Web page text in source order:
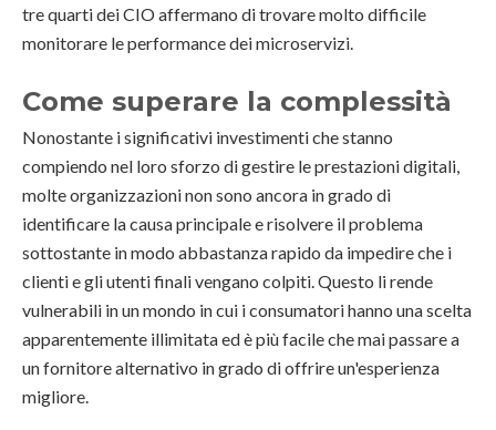
tre quarti dei CIO affermano di trovare molto difficile
monitorare le performance dei microservizi.
Come superare la complessità
Nonostante i significativi investimenti che stanno
compiendo nel loro sforzo di gestire le prestazioni digitali,
molte organizzazioni non sono ancora in grado di
identificare la causa principale e risolvere il problema
sottostante in modo abbastanza rapido da impedire che i
clienti e gli utenti finali vengano colpiti. Questo li rende
vulnerabili in un mondo in cui i consumatori hanno una scelta
apparentemente illimitata ed è più facile che mai passare a
un fornitore alternativo in grado di offrire un'esperienza
migliore.